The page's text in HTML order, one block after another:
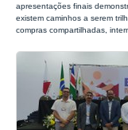
apresentações finais
existem caminhos a serem
compras compartilhadas,